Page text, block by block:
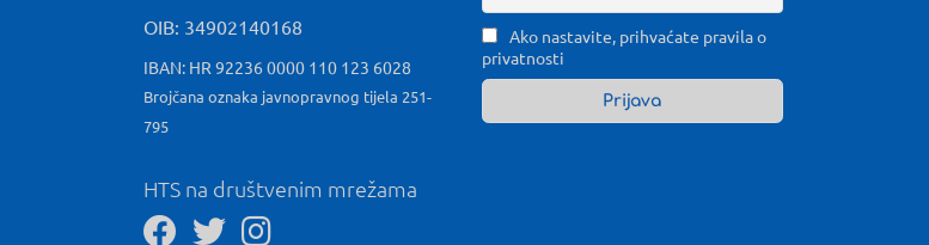
OIB: 34902140168
IBAN: HR 92236 0000 110 123 6028
Brojčana oznaka javnopravnog tijela 251-
795
HTS na društvenim mrežama
Ako nastavite, prihvaćate pravila o
privatnosti